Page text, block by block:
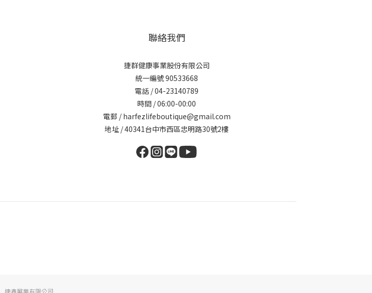
聯絡我們
捷群健康事業股份有限公司
統一編號 90533668
電話 / 04-23140789
時間 / 06:00-00:00
電郵 / harfezlifeboutique@gmail.com
地址 / 40341台中市西區忠明路30號2樓
捷鑫展業有限公司